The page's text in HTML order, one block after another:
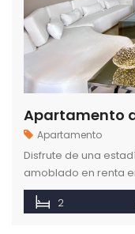
Apartamento
Disfrute de una
amoblado en renta
Poblado, Medellín.
Reserve con Como
2